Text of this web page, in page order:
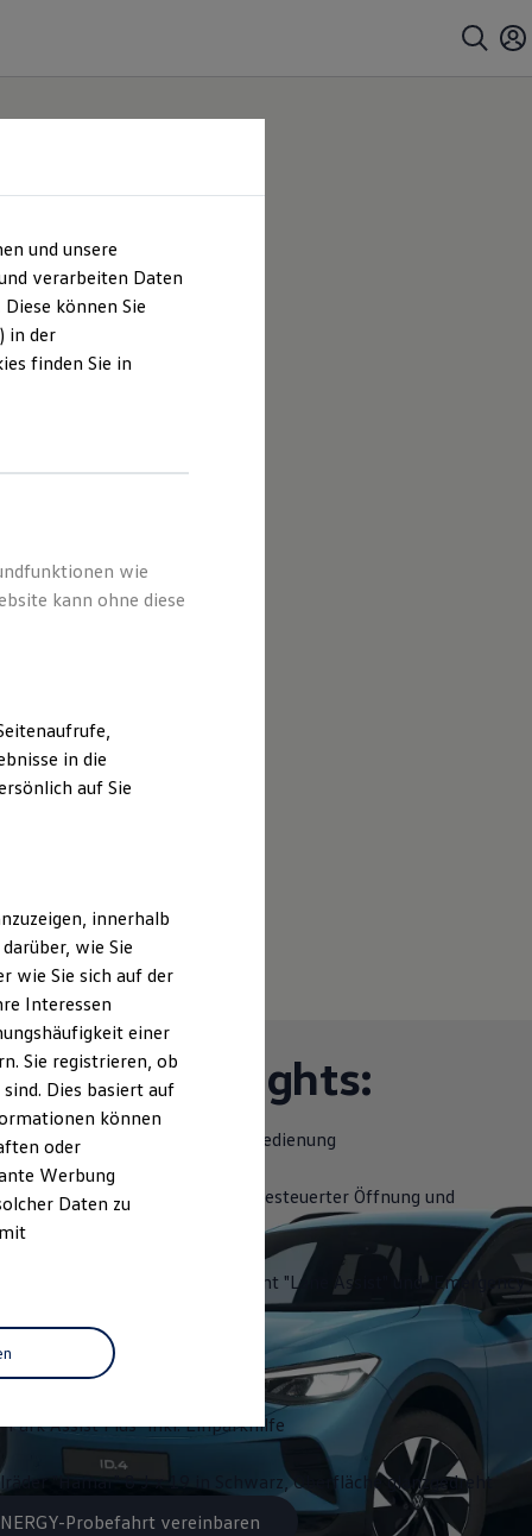
beheizbar, mit Touch-Bedienung
- Heckklappe mit sensorgesteuerter Öffnung und
Assist", Spurhalteassistent "Lane Assist" und "Emergency
"Discover Pro"
Assist Plus" inkl. Einparkhilfe
"Hamar" 8 J x 19 in Schwarz, Oberfläche glanzgedreht
Probefahrt vereinbaren
und unsere
verarbeiten Daten
können Sie
in der
finden Sie in
wie
kann ohne diese
in die
auf Sie
innerhalb
wie Sie
wie Sie sich auf der
Interessen
einer
Sie registrieren, ob
Dies basiert auf
können
oder
Werbung
Daten zu